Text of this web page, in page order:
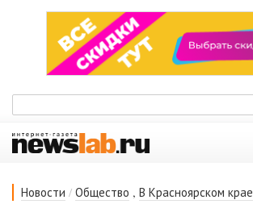
Новости / Общество , В Красноярском крае